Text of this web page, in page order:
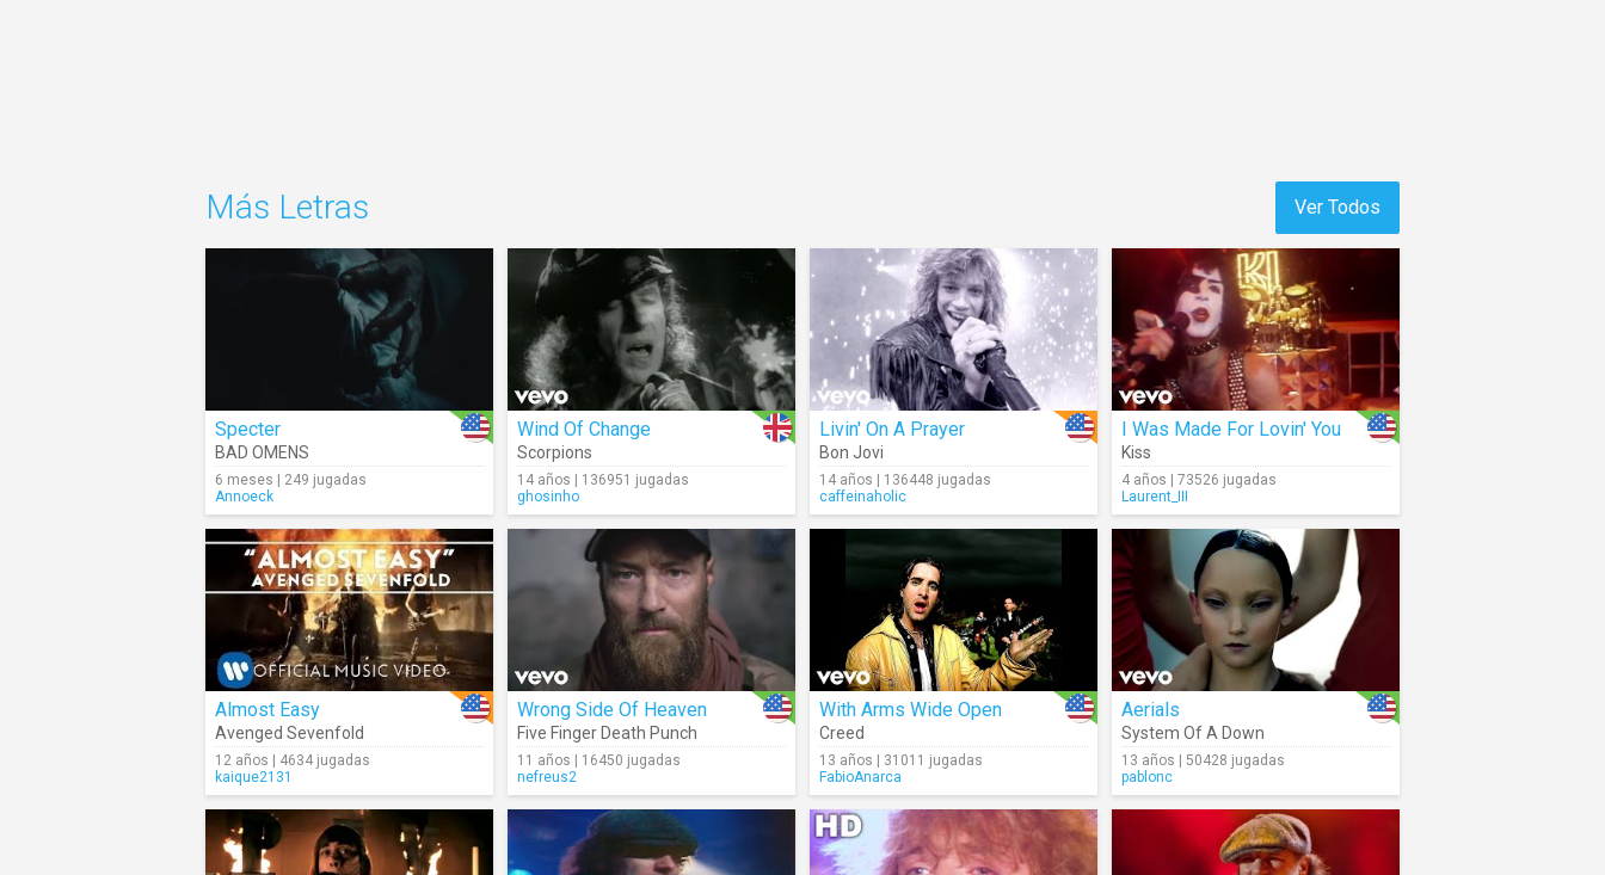
Ver Todos
Más Letras
Specter
BAD OMENS
6 meses | 249 jugadas
Annoeck
Wind Of Change
Scorpions
14 años | 136951 jugadas
ghosinho
Livin' On A Prayer
Bon Jovi
14 años | 136448 jugadas
caffeinaholic
I Was Made For Lovin' You
Kiss
4 años | 73526 jugadas
Laurent_III
Almost Easy
Avenged Sevenfold
12 años | 4634 jugadas
kaique2131
Wrong Side Of Heaven
Five Finger Death Punch
11 años | 16450 jugadas
nefreus2
With Arms Wide Open
Creed
13 años | 31011 jugadas
FabioAnarca
Aerials
System Of A Down
13 años | 50428 jugadas
pablonc